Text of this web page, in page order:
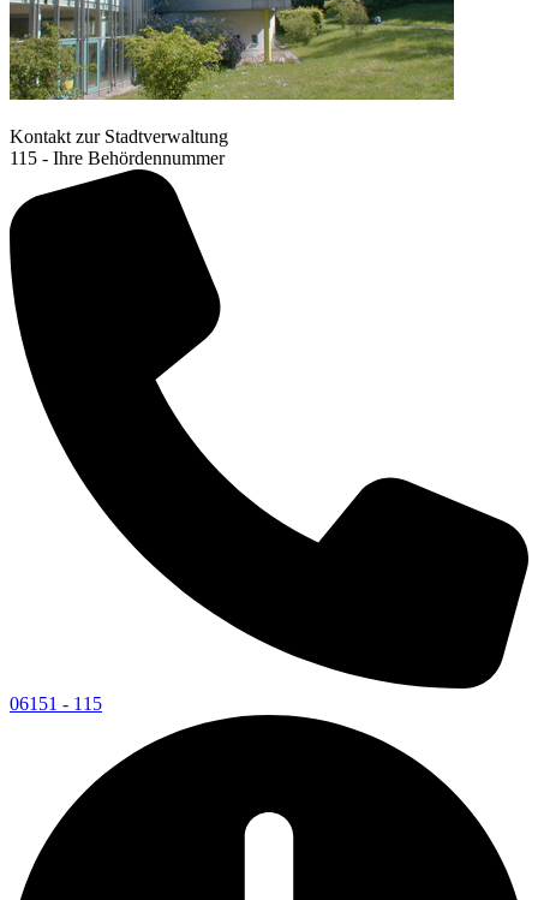
Kontakt zur Stadtverwaltung
115 - Ihre Behördennummer
06151 - 115